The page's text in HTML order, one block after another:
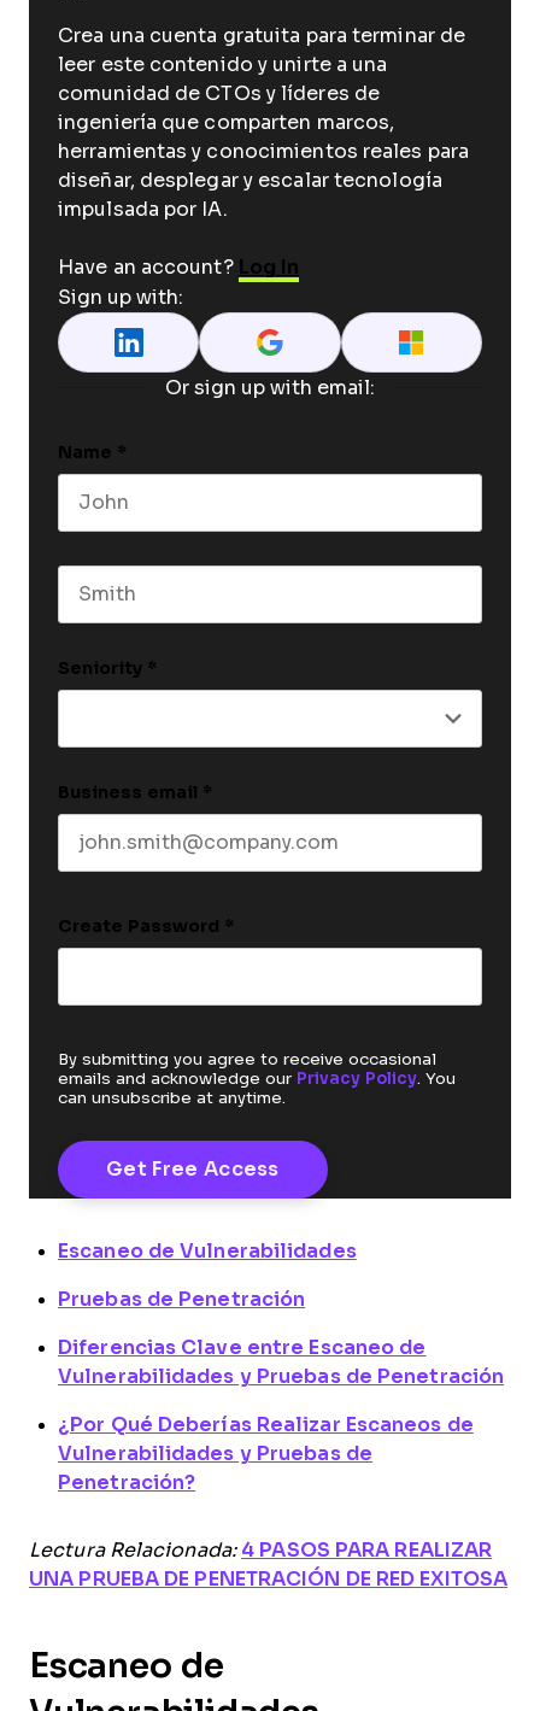
Crea una cuenta gratuita para terminar de
leer este contenido y unirte a una
comunidad de CTOs y líderes de
ingeniería que comparten marcos,
herramientas y conocimientos reales para
diseñar, desplegar y escalar tecnología
impulsada por IA.
Have an account? Log In
Sign up with:
Or sign up with email:
Name *
Seniority *
Business email *
Create Password *
By submitting you agree to receive occasional
emails and acknowledge our Privacy Policy. You
can unsubscribe at anytime.
Escaneo de Vulnerabilidades
Pruebas de Penetración
Diferencias Clave entre Escaneo de
Vulnerabilidades y Pruebas de Penetración
¿Por Qué Deberías Realizar Escaneos de
Vulnerabilidades y Pruebas de
Penetración?
Lectura Relacionada: 4 PASOS PARA REALIZAR
UNA PRUEBA DE PENETRACIÓN DE RED EXITOSA
Escaneo de